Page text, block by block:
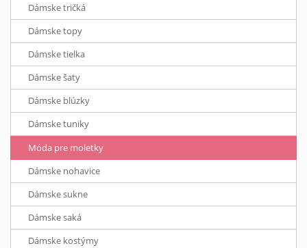
Dámske tričká
Dámske topy
Dámske tielka
Dámske šaty
Dámske blúzky
Dámske tuniky
Móda pre moletky
Dámske nohavice
Dámske sukne
Dámske saká
Dámske kostýmy